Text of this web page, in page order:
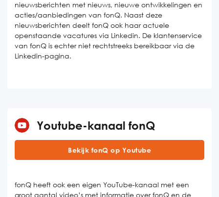
nieuwsberichten met nieuws, nieuwe ontwikkelingen en
acties/aanbiedingen van fonQ. Naast deze
nieuwsberichten deelt fonQ ook haar actuele
openstaande vacatures via Linkedin. De klantenservice
van fonQ is echter niet rechtstreeks bereikbaar via de
Linkedin-pagina.
Youtube-kanaal fonQ
Bekijk fonQ op Youtube
fonQ heeft ook een eigen YouTube-kanaal met een
groot aantal video’s met informatie over fonQ en de